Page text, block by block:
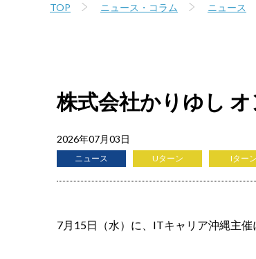
TOP ニュース・コラム ニュース
株式会社かりゆし
2026年07月03日
ニュース Uターン Iターン
7月15日（水）に、ITキャリア沖縄主